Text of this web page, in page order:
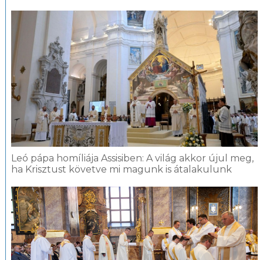
Leó pápa homíliája Assisiben: A világ akkor újul meg,
ha Krisztust követve mi magunk is átalakulunk